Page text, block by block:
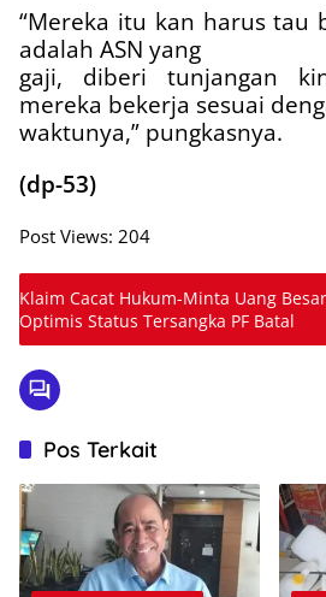
“Mereka itu kan harus tau
adalah ASN yang
gaji, diberi tunjangan
mereka bekerja sesuai
waktunya,” pungkasnya.
(dp-53)
Post Views: 204
Klaim Cacat Hukum-Minta Uang
Optimis Status Tersangka PF Batal
Pos Terkait